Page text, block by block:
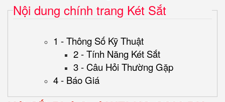
Nội dung chính trang Két Sắt
1 - Thông Số Kỹ Thuật
2 - Tính Năng Két Sắt
3 - Câu Hỏi Thường Gặp
4 - Báo Giá